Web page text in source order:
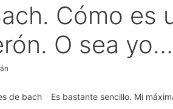
Cómo es
O sea yo…
Es bastante sencillo. Mi